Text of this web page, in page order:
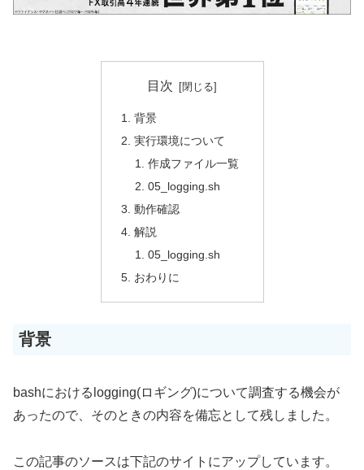
目次
背景
実行環境について
作成ファイル一覧
05_logging.sh
動作確認
解説
05_logging.sh
おわりに
背景
bashにおけるlogging(ロギング)について調査する機会が
あったので、そのときの内容を備忘として残しました。
この記事のソースは下記のサイトにアップしています。